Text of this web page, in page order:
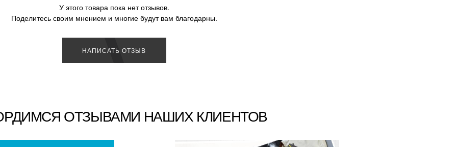
У этого товара пока нет отзывов.
Поделитесь своим мнением и многие будут вам благодарны.
НАПИСАТЬ ОТЗЫВ
ОТЗЫВАМИ НАШИХ КЛИЕНТОВ